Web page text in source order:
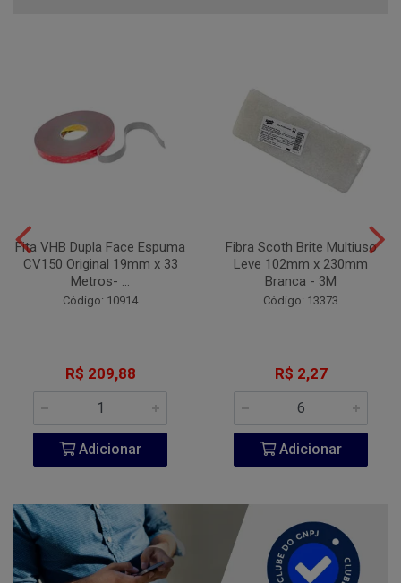
Fita VHB Dupla Face Espuma
CV150 Original 19mm x 33
Metros- ...
Código: 10914
R$ 209,88
Adicionar
Fibra Scoth Brite Multiuso
Leve 102mm x 230mm
Branca - 3M
Código: 13373
R$ 2,27
Adicionar